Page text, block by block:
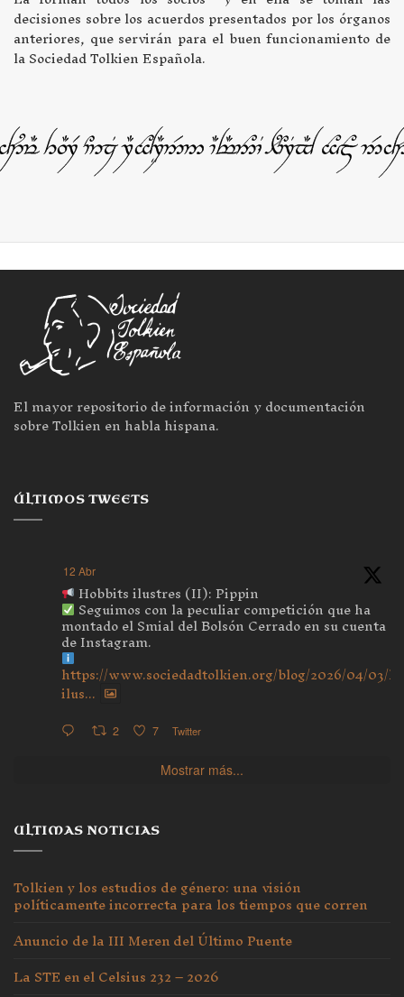
decisiones sobre los acuerdos presentados por los órganos
anteriores, que servirán para el buen funcionamiento de
la Sociedad Tolkien Española.
El mayor repositorio de información y documentación
sobre Tolkien en habla hispana.
ÚLTIMOS TWEETS
12 Abr
Hobbits ilustres (II): Pippin
Seguimos con la peculiar competición que ha
montado el Smial del Bolsón Cerrado en su cuenta
de Instagram.
https://www.sociedadtolkien.org/blog/2026/04/03/
ilus...
2 7 Twitter
Mostrar más...
ULTIMAS NOTICIAS
Tolkien y los estudios de género: una visión
políticamente incorrecta para los tiempos que corren
Anuncio de la III Meren del Último Puente
La STE en el Celsius 232 – 2026